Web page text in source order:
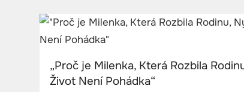
„Proč je Milenka, Která Rozbila
Život Není Pohádka“